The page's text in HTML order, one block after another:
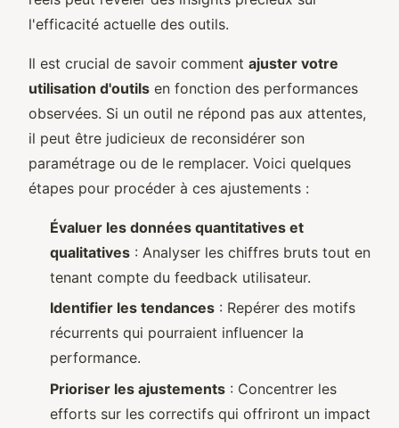
l'efficacité actuelle des outils.
Il est crucial de savoir comment ajuster votre
utilisation d'outils en fonction des performances
observées. Si un outil ne répond pas aux attentes,
il peut être judicieux de reconsidérer son
paramétrage ou de le remplacer. Voici quelques
étapes pour procéder à ces ajustements :
Évaluer les données quantitatives et
qualitatives : Analyser les chiffres bruts tout en
tenant compte du feedback utilisateur.
Identifier les tendances : Repérer des motifs
récurrents qui pourraient influencer la
performance.
Prioriser les ajustements : Concentrer les
efforts sur les correctifs qui offriront un impact